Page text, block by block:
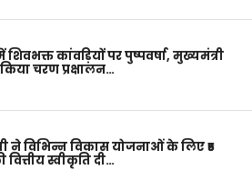
में शिवभक्त कांवड़ियों पर पुष्पवर्षा, मुख्यमंत्री
चरण प्रक्षालन…
ने विभिन्न विकास योजनाओं के लिए ₹5
वित्तीय स्वीकृति दी…